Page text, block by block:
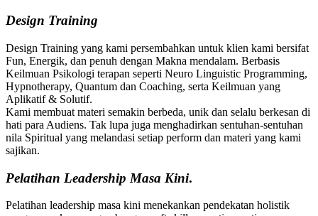
Design Training
Design Training yang kami persembahkan untuk klien kami bersifat
Fun, Energik, dan penuh dengan Makna mendalam. Berbasis
Keilmuan Psikologi terapan seperti Neuro Linguistic Programming,
Hypnotherapy, Quantum dan Coaching, serta Keilmuan yang
Aplikatif & Solutif.
Kami membuat materi semakin berbeda, unik dan selalu berkesan di
hati para Audiens. Tak lupa juga menghadirkan sentuhan-sentuhan
nila Spiritual yang melandasi setiap perform dan materi yang kami
sajikan.
Pelatihan Leadership Masa Kini.
Pelatihan leadership masa kini menekankan pendekatan holistik